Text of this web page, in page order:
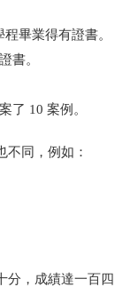
畢業得有證書。
書。
了 10 案例。
不同，例如：
分，成績達一百四